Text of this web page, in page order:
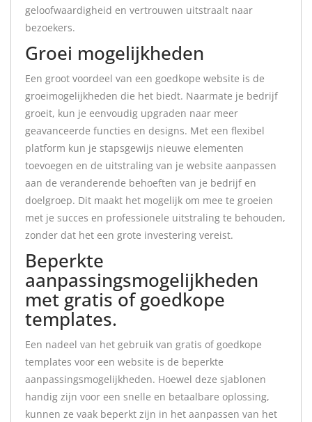
geloofwaardigheid en vertrouwen uitstraalt naar
bezoekers.
Groei mogelijkheden
Een groot voordeel van een goedkope website is de
groeimogelijkheden die het biedt. Naarmate je bedrijf
groeit, kun je eenvoudig upgraden naar meer
geavanceerde functies en designs. Met een flexibel
platform kun je stapsgewijs nieuwe elementen
toevoegen en de uitstraling van je website aanpassen
aan de veranderende behoeften van je bedrijf en
doelgroep. Dit maakt het mogelijk om mee te groeien
met je succes en professionele uitstraling te behouden,
zonder dat het een grote investering vereist.
Beperkte
aanpassingsmogelijkheden
met gratis of goedkope
templates.
Een nadeel van het gebruik van gratis of goedkope
templates voor een website is de beperkte
aanpassingsmogelijkheden. Hoewel deze sjablonen
handig zijn voor een snelle en betaalbare oplossing,
kunnen ze vaak beperkt zijn in het aanpassen van het